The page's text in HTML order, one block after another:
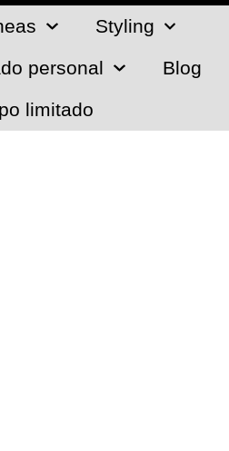
Styling
personal
Blog
limitado